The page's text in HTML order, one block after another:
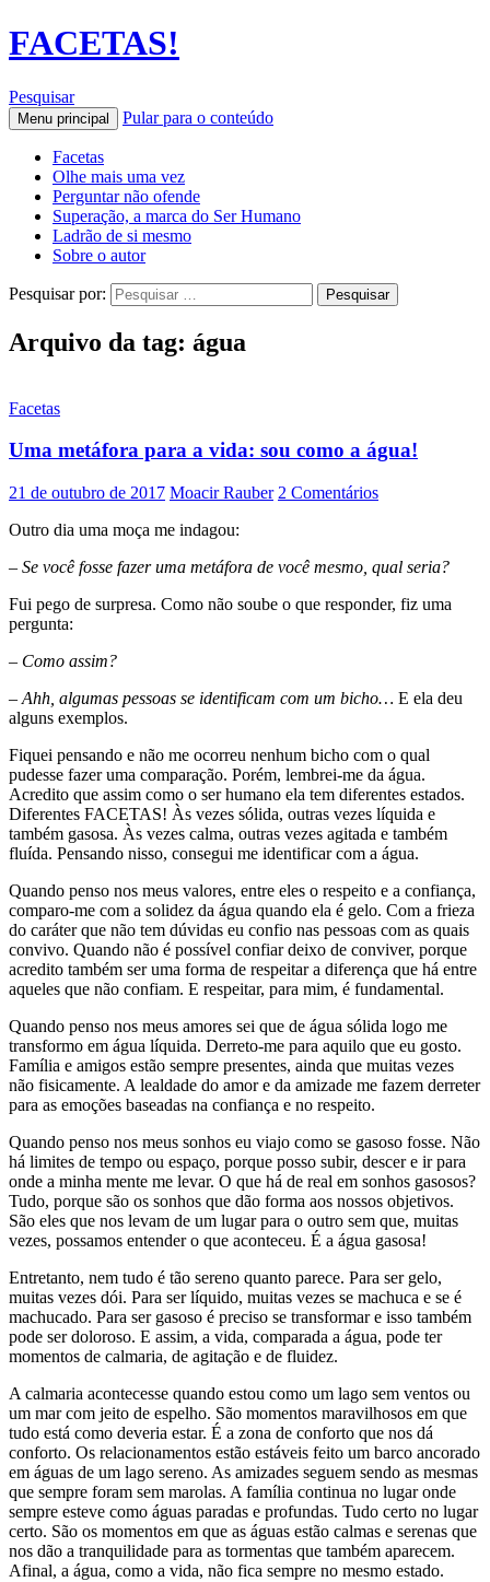
FACETAS!
Pesquisar
Menu principal Pular para o conteúdo
Facetas
Olhe mais uma vez
Perguntar não ofende
Superação, a marca do Ser Humano
Ladrão de si mesmo
Sobre o autor
Pesquisar por:
Arquivo da tag: água
Facetas
Uma metáfora para a vida: sou como a água!
21 de outubro de 2017 Moacir Rauber 2 Comentários
Outro dia uma moça me indagou:
– Se você fosse fazer uma metáfora de você mesmo, qual seria?
Fui pego de surpresa. Como não soube o que responder, fiz uma
pergunta:
– Como assim?
– Ahh, algumas pessoas se identificam com um bicho… E ela deu
alguns exemplos.
Fiquei pensando e não me ocorreu nenhum bicho com o qual
pudesse fazer uma comparação. Porém, lembrei-me da água.
Acredito que assim como o ser humano ela tem diferentes estados.
Diferentes FACETAS! Às vezes sólida, outras vezes líquida e
também gasosa. Às vezes calma, outras vezes agitada e também
fluída. Pensando nisso, consegui me identificar com a água.
Quando penso nos meus valores, entre eles o respeito e a confiança,
comparo-me com a solidez da água quando ela é gelo. Com a frieza
do caráter que não tem dúvidas eu confio nas pessoas com as quais
convivo. Quando não é possível confiar deixo de conviver, porque
acredito também ser uma forma de respeitar a diferença que há entre
aqueles que não confiam. E respeitar, para mim, é fundamental.
Quando penso nos meus amores sei que de água sólida logo me
transformo em água líquida. Derreto-me para aquilo que eu gosto.
Família e amigos estão sempre presentes, ainda que muitas vezes
não fisicamente. A lealdade do amor e da amizade me fazem derreter
para as emoções baseadas na confiança e no respeito.
Quando penso nos meus sonhos eu viajo como se gasoso fosse. Não
há limites de tempo ou espaço, porque posso subir, descer e ir para
onde a minha mente me levar. O que há de real em sonhos gasosos?
Tudo, porque são os sonhos que dão forma aos nossos objetivos.
São eles que nos levam de um lugar para o outro sem que, muitas
vezes, possamos entender o que aconteceu. É a água gasosa!
Entretanto, nem tudo é tão sereno quanto parece. Para ser gelo,
muitas vezes dói. Para ser líquido, muitas vezes se machuca e se é
machucado. Para ser gasoso é preciso se transformar e isso também
pode ser doloroso. E assim, a vida, comparada a água, pode ter
momentos de calmaria, de agitação e de fluidez.
A calmaria acontecesse quando estou como um lago sem ventos ou
um mar com jeito de espelho. São momentos maravilhosos em que
tudo está como deveria estar. É a zona de conforto que nos dá
conforto. Os relacionamentos estão estáveis feito um barco ancorado
em águas de um lago sereno. As amizades seguem sendo as mesmas
que sempre foram sem marolas. A família continua no lugar onde
sempre esteve como águas paradas e profundas. Tudo certo no lugar
certo. São os momentos em que as águas estão calmas e serenas que
nos dão a tranquilidade para as tormentas que também aparecem.
Afinal, a água, como a vida, não fica sempre no mesmo estado.